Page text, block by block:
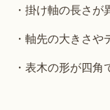
・掛け軸の長さが
・軸先の大きさ
・表木の形が四角